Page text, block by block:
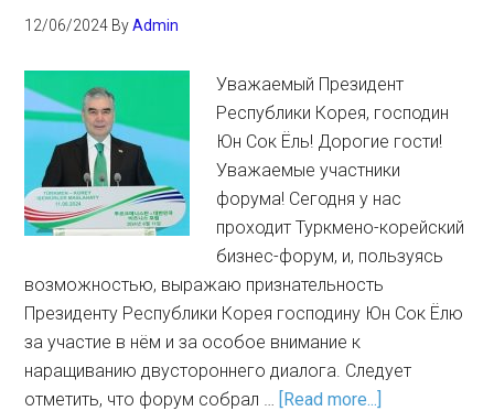
12/06/2024 ByAdmin
Уважаемый Президент
Республики Корея, господин
Юн Сок Ёль! Дорогие гости!
Уважаемые участники
форума! Сегодня у нас
проходит Турк­мено-корейский
бизнес-форум, и, пользуясь
возможностью, выражаю признательность
Президенту Республики Корея господину Юн Сок Ёлю
за участие в нём и за особое внимание к
наращиванию двустороннего диалога. Следует
отметить, что форум собрал … [Read more...]